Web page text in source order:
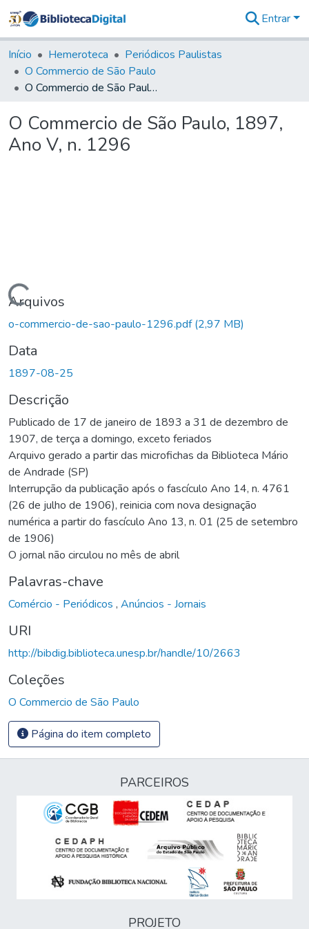
&
Coleções
Tudo na
Biblioteca
Estatísticas
Entrar
Início Hemeroteca
Periódicos Paulistas
O Commercio de São Paulo
O Commercio de São Paulo, 1897, Ano V, n. 1296
O Commercio de São Paulo, 1897,
Ano V, n. 1296
Carregando...
Arquivos
o-commercio-de-sao-paulo-1296.pdf(2,97 MB)
Data
1897-08-25
Descrição
Publicado de 17 de janeiro de 1893 a 31 de dezembro de
1907, de terça a domingo, exceto feriados
Arquivo gerado a partir das microfichas da Biblioteca Mário
de Andrade (SP)
Interrupção da publicação após o fascículo Ano 14, n. 4761
(26 de julho de 1906), reinicia com nova designação
numérica a partir do fascículo Ano 13, n. 01 (25 de setembro
de 1906)
O jornal não circulou no mês de abril
Palavras-chave
Comércio - Periódicos , Anúncios - Jornais
URI
http://bibdig.biblioteca.unesp.br/handle/10/2663
Coleções
O Commercio de São Paulo
Página do item completo
PARCEIROS
PROJETO